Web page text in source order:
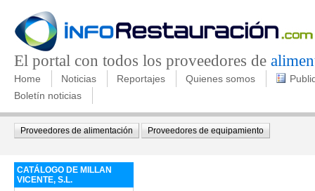
El portal con todos los proveedores de
Home Noticias Reportajes Quienes somos
Boletín noticias
Proveedores de alimentación Proveedores de equipamiento
CATÁLOGO DE MILLAN
VICENTE, S.L.